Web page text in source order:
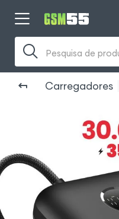
Pesquisa de
Carregadores